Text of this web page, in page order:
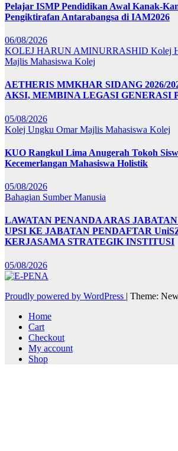
Pelajar ISMP Pendidikan Awal Kanak-
Pengiktirafan Antarabangsa di IAM2026
06/08/2026
KOLEJ HARUN AMINURRASHID Kolej
Majlis Mahasiswa Kolej
AETHERIS MMKHAR SIDANG 2026/
AKSI, MEMBINA LEGASI GENERASI
05/08/2026
Kolej Ungku OmarMajlis Mahasiswa Kolej
KUO Rangkul Lima Anugerah Tokoh
Kecemerlangan Mahasiswa Holistik
05/08/2026
Bahagian Sumber Manusia
LAWATAN PENANDA ARAS
UPSI KE JABATAN PENDAFTAR
KERJASAMA STRATEGIK INSTITUSI
05/08/2026
Proudly powered by WordPress | Theme:
Home
Cart
Checkout
My account
Shop